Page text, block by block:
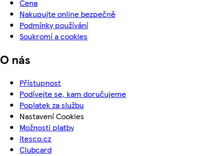
Cena
Nakupujte online bezpečně
Podmínky používání
Soukromí a cookies
O nás
Přístupnost
Podívejte se, kam doručujeme
Poplatek za službu
Nastavení Cookies
Možnosti platby
itesco.cz
Clubcard